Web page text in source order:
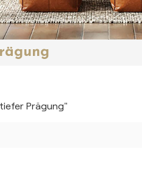
Prägung"